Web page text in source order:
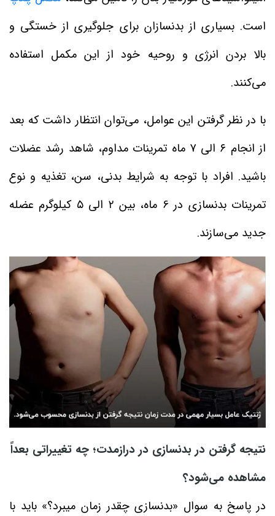
است. بسیاری از بدنسازان برای جلوگیری از خستگی و
بالا بردن انرژی و روحیه خود از این مکمل استفاده
می‌کنند.
با در نظر گرفتن این عوامل، می‌توان انتظار داشت که بعد
از انجام ۶ الی ۷ ماه تمرینات مداوم، شاهد رشد عضلات
باشید. افراد با توجه به شرایط بدنی، سن، تغذیه و نوع
تمرینات بدنسازی در 6 ماه، بین ۲ الی ۵ کیلوگرم عضله
جدید می‌سازند.
نتیجه گرفتن در بدنسازی در درازمدت؛ چه تغییراتی بعداً
مشاهده می‌شود؟
در پاسخ به سوال «بدنسازی چقدر زمان میبرد؟» باید با